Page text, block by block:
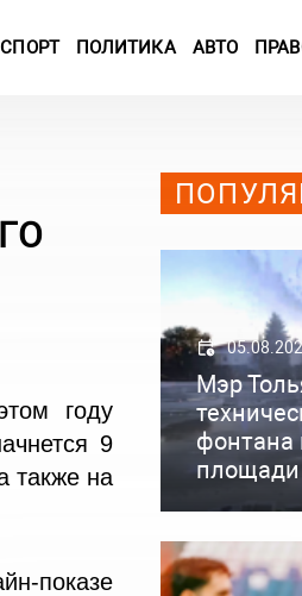
СПОРТ ПОЛИТИКА АВТО
году
9
также на
показе
Мэр
фонтана
площади